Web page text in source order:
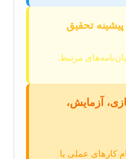
مرتبط.
آزمایش،
کارهای عملی یا